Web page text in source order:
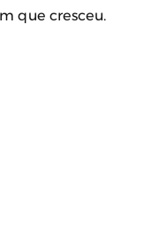
que cresceu.